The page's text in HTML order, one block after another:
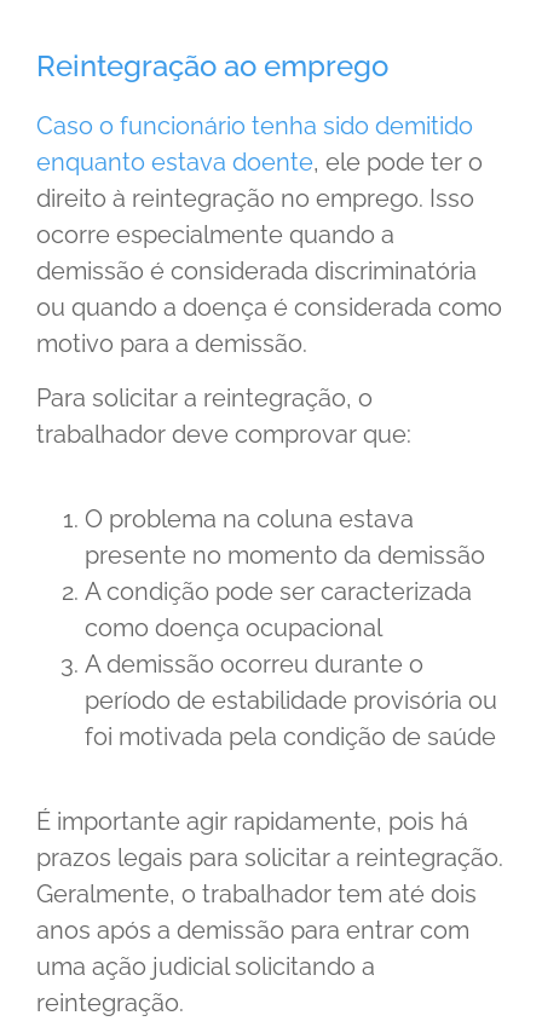
Reintegração ao emprego
Caso o funcionário tenha sido demitido
enquanto estava doente, ele pode ter o
direito à reintegração no emprego. Isso
ocorre especialmente quando a
demissão é considerada discriminatória
ou quando a doença é considerada como
motivo para a demissão.
Para solicitar a reintegração, o
trabalhador deve comprovar que:
O problema na coluna estava
presente no momento da demissão
A condição pode ser caracterizada
como doença ocupacional
A demissão ocorreu durante o
período de estabilidade provisória ou
foi motivada pela condição de saúde
É importante agir rapidamente, pois há
prazos legais para solicitar a reintegração.
Geralmente, o trabalhador tem até dois
anos após a demissão para entrar com
uma ação judicial solicitando a
reintegração.